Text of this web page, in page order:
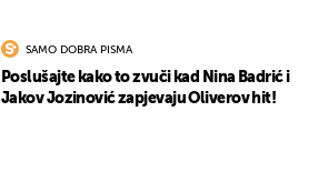
SAMO DOBRA PISMA
Poslušajte kako to zvuči kad Nina Badrić i
Jakov Jozinović zapjevaju Oliverov hit!